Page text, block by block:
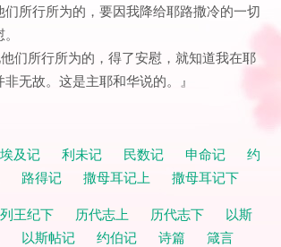
所行所为的，要因我降给耶路撒冷的一切
们所行所为的，得了安慰，就知道我在耶
无故。这是主耶和华说的。』
及记 利未记 民数记 申命记
约
路得记 撒母耳记上
撒母耳记下
列王纪下 历代志上 历代志下
以斯
以斯帖记 约伯记 诗篇
箴言